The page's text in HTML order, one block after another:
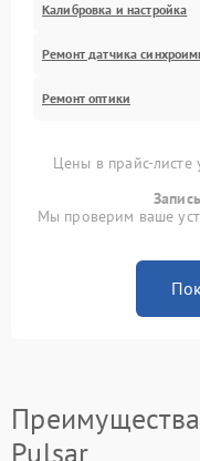
Калибровка и настройка
Ремонт датчика
Ремонт оптики
Цены в прайс-листе
Мы проверим ваше
Pulsar